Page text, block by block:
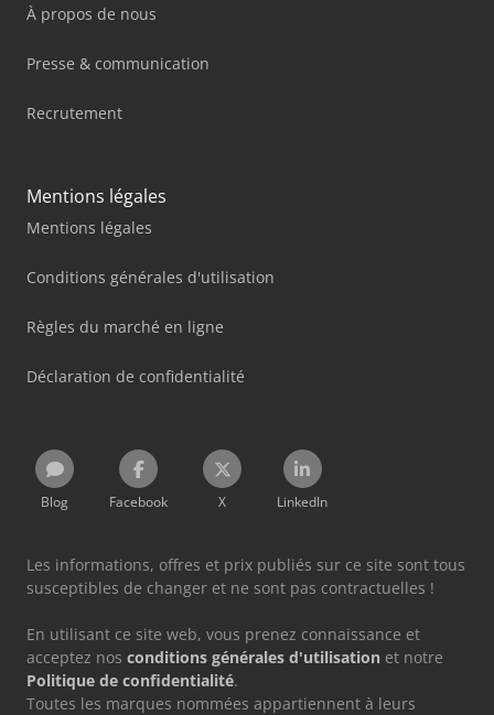
À propos de nous
Presse & communication
Recrutement
Mentions légales
Mentions légales
Conditions générales d'utilisation
Règles du marché en ligne
Déclaration de confidentialité
Blog Facebook X LinkedIn
Les informations, offres et prix publiés sur ce site sont tous
susceptibles de changer et ne sont pas contractuelles !
En utilisant ce site web, vous prenez connaissance et
acceptez nos conditions générales d'utilisation et notre
Politique de confidentialité.
Toutes les marques nommées appartiennent à leurs